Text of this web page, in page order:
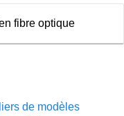
fibre optique
de modèles